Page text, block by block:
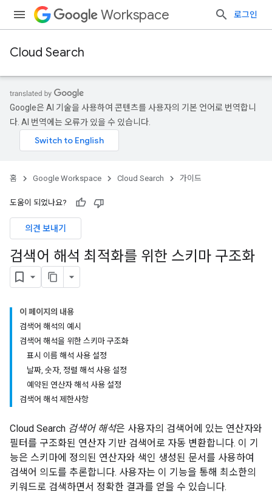
Workspace 로그인
Cloud Search
Google은 AI 기술을 사용하여 콘텐츠를 사용자의 기본 언어로 번역합니
다. AI 번역에는 오류가 있을 수 있습니다.
홈 Google Workspace Cloud Search 가이드
도움이 되었나요?
의견 보내기
검색어 해석 최적화를 위한 스키마 구조화
이 페이지의 내용
검색어 해석의 예시
검색어 해석을 위한 스키마 구조화
표시 이름 해석 사용 설정
날짜, 숫자, 정렬 해석 사용 설정
예약된 연산자 해석 사용 설정
검색어 해석 제한사항
Cloud Search 검색어 해석은 사용자의 검색어에 있는 연산자와
필터를 구조화된 연산자 기반 검색어로 자동 변환합니다. 이 기
능은 스키마에 정의된 연산자와 색인 생성된 문서를 사용하여
검색어 의도를 추론합니다. 사용자는 이 기능을 통해 최소한의
키워드로 검색하면서 정확한 결과를 얻을 수 있습니다.